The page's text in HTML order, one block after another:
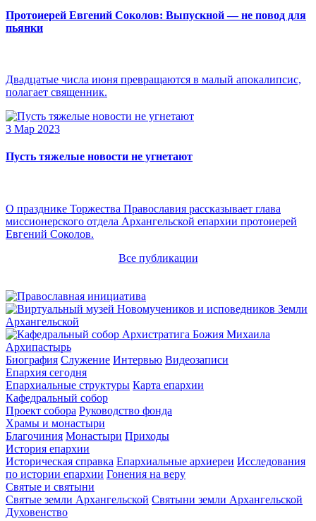
Протоиерей Евгений Соколов: Выпускной — не повод для
пьянки
Двадцатые числа июня превращаются в малый апокалипсис,
полагает священник.
3 Мар 2023
Пусть тяжелые новости не угнетают
О празднике Торжества Православия рассказывает глава
миссионерского отдела Архангельской епархии протоиерей
Евгений Соколов.
Все публикации
Архипастырь
Биография Служение Интервью Видеозаписи
Епархия сегодня
Епархиальные структуры Карта епархии
Кафедральный собор
Проект собора Руководство фонда
Храмы и монастыри
Благочиния Монастыри Приходы
История епархии
Историческая справка Епархиальные архиереи Исследования
по истории епархии Гонения на веру
Святые и святыни
Святые земли Архангельской Святыни земли Архангельской
Духовенство